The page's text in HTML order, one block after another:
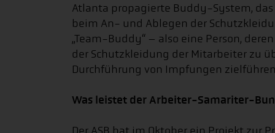
Atlanta propagierte Buddy-System,
beim An- und Ablegen der
„Team-Buddy“ – also eine Person,
der Schutzkleidung der Mitarbeiter zu
Durchführung von Impfungen
Was leistet der Arbeiter-Samariter-